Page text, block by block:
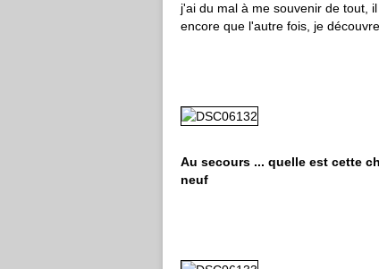
j'ai du mal à me souvenir de tout,
encore que l'autre fois, je
Au secours ... quelle est cette
neuf